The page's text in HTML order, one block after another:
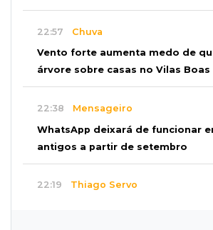
22:57 Chuva
Vento forte aumenta medo de
árvore sobre casas no Vilas Boas
22:38 Mensageiro
WhatsApp deixará de funcionar
antigos a partir de setembro
22:19 Thiago Servo